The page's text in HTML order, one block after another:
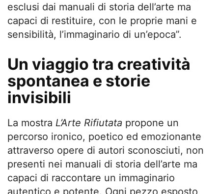
esclusi dai manuali di storia dell’arte ma
capaci di restituire, con le proprie mani e
sensibilità, l’immaginario di un’epoca”.
Un viaggio tra creatività
spontanea e storie
invisibili
La mostra L’Arte Rifiutata propone un
percorso ironico, poetico ed emozionante
attraverso opere di autori sconosciuti, non
presenti nei manuali di storia dell’arte ma
capaci di raccontare un immaginario
autentico e potente. Ogni pezzo esposto